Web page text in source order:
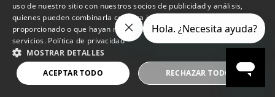
uso de nuestro sitio con nuestros socios de publicidad y análisis,
quienes pueden combinarla con otra información que les haya
proporcionado o que hayan recopilado a partir del uso de sus
servicios. Política de privacidad
MOSTRAR DETALLES
ACEPTAR TODO
RECHAZAR TODO